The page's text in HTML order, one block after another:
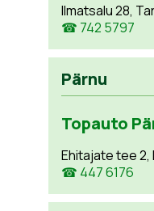
Ilmatsalu 28,
☎ 742 5797
Pärnu
Topauto
Ehitajate tee 2,
☎ 447 6176